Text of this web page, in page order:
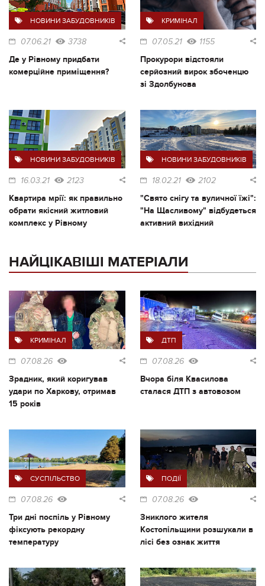
НОВИНИ ЗАБУДОВНИКІВ
07.06.21 3738
Де у Рівному придбати
комерційне приміщення?
КРИМІНАЛ
07.05.21 1155
Прокурори відстояли
серйозний вирок збоченцю
зі Здолбунова
НОВИНИ ЗАБУДОВНИКІВ
16.03.21 2123
Квартира мрії: як правильно
обрати якісний житловий
комплекс у Рівному
НОВИНИ ЗАБУДОВНИКІВ
18.02.21 2102
"Свято снігу та вуличної їжі":
"На Щасливому" відбудеться
активний вихідний
НАЙЦІКАВІШІ МАТЕРІАЛИ
КРИМІНАЛ
07.08.26
Зрадник, який коригував
удари по Харкову, отримав
15 років
ДТП
07.08.26
Вчора біля Квасилова
сталася ДТП з автовозом
СУСПІЛЬСТВО
07.08.26
Три дні поспіль у Рівному
фіксують рекордну
температуру
ПОДІЇ
07.08.26
Зниклого жителя
Костопільщини розшукали в
лісі без ознак життя